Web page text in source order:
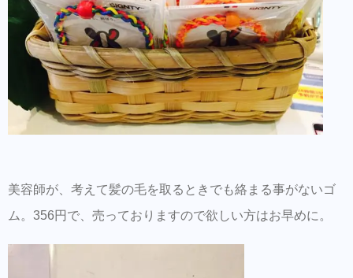
美容師が、考えて髪の毛を取るときでも絡まる事がないゴ
ム。356円で、売っておりますので欲しい方はお早めに。